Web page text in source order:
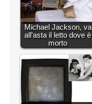
Michael Jackson, va
all'asta il letto dove è
morto